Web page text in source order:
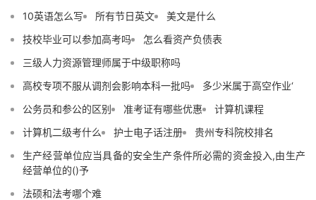
10英语怎么写 所有节日英文
美文是什么
技校毕业可以参加高考吗
怎么看资产负债表
三级人力资源管理师属于中级职称吗
高校专项不服从调剂会影响本科一批吗
多少米属于高空作业‘
公务员和参公的区别
准考证有哪些优惠
计算机课程
计算机二级考什么
护士电子话注册
贵州专科院校排名
生产经营单位应当具备的安全生产条件所必需的资金投入,由生产
经营单位的()予
法硕和法考哪个难